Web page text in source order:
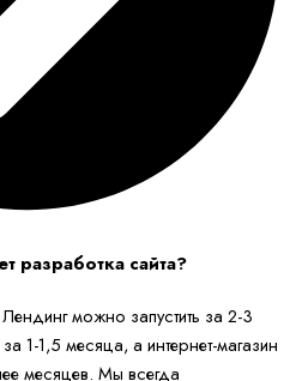
разработка сайта?
можно запустить за 2-3
1-1,5 месяца, а интернет-магазин
месяцев. Мы всегда